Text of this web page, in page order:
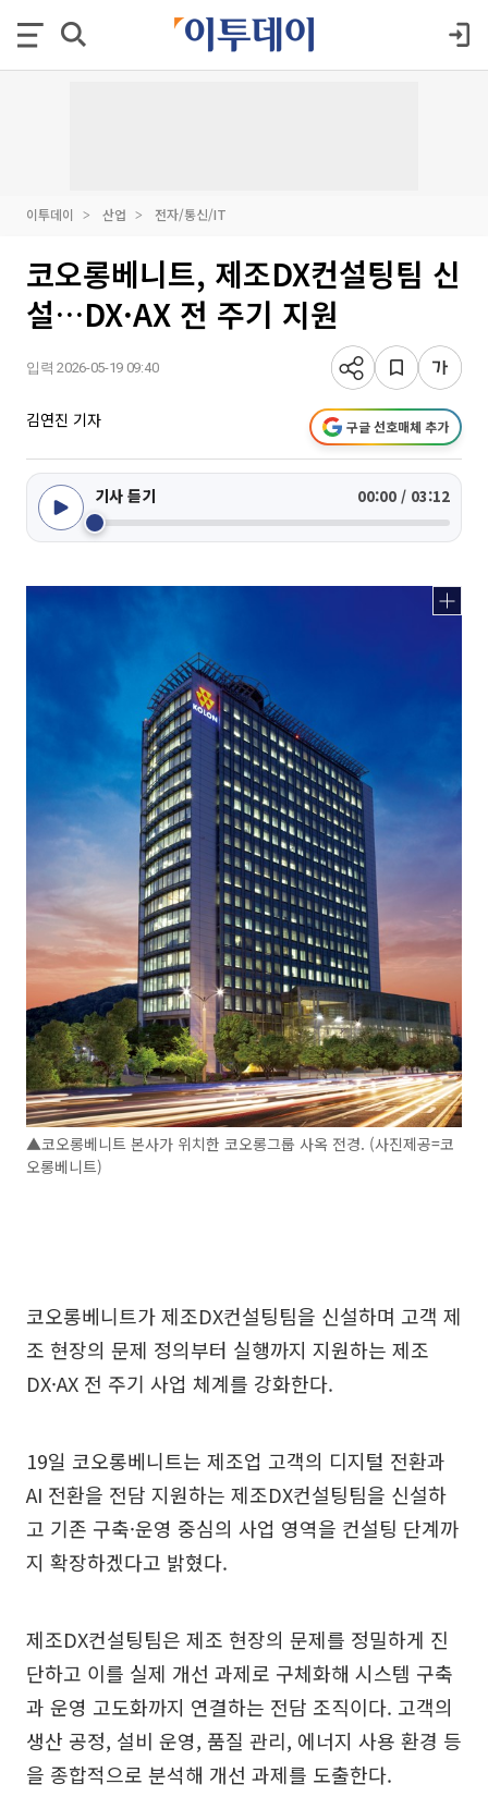
이투데이 산업 전자/통신/IT
코오롱베니트, 제조DX컨설팅팀 신
설…DX·AX 전 주기 지원
입력 2026-05-19 09:40
김연진 기자 구글 선호매체 추가
기사 듣기 00:00 / 03:12
▲코오롱베니트 본사가 위치한 코오롱그룹 사옥 전경. (사진제공=코
오롱베니트)
코오롱베니트가 제조DX컨설팅팀을 신설하며 고객 제
조 현장의 문제 정의부터 실행까지 지원하는 제조
DX·AX 전 주기 사업 체계를 강화한다.
19일 코오롱베니트는 제조업 고객의 디지털 전환과
AI 전환을 전담 지원하는 제조DX컨설팅팀을 신설하
고 기존 구축·운영 중심의 사업 영역을 컨설팅 단계까
지 확장하겠다고 밝혔다.
제조DX컨설팅팀은 제조 현장의 문제를 정밀하게 진
단하고 이를 실제 개선 과제로 구체화해 시스템 구축
과 운영 고도화까지 연결하는 전담 조직이다. 고객의
생산 공정, 설비 운영, 품질 관리, 에너지 사용 환경 등
을 종합적으로 분석해 개선 과제를 도출한다.